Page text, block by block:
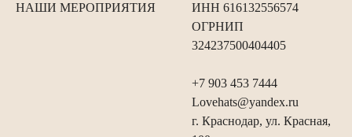
НАШИ МЕРОПРИЯТИЯ
ИНН 616132556574
ОГРНИП
324237500404405
+7 903 453 7444
Lovehats@yandex.ru
г. Краснодар, ул. Красная,